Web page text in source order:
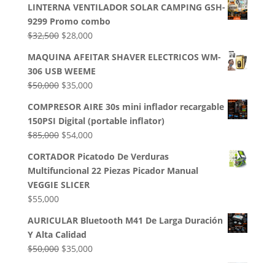
LINTERNA VENTILADOR SOLAR CAMPING GSH-
9299 Promo combo
$32,500 El
original
era:
$32,500.
$28,000El
actual
es:
$28,000.
MAQUINA AFEITAR SHAVER ELECTRICOS WM-
306 USB WEEME
$50,000 El
original
era:
$50,000.
$35,000El
actual
es:
$35,000.
COMPRESOR AIRE 30s mini inflador recargable
150PSI Digital (portable inflator)
$85,000 El
original
era:
$85,000.
$54,000El
actual
es:
CORTADOR Picatodo De Verduras
Multifuncional 22 Piezas Picador Manual
VEGGIE SLICER
$55,000
AURICULAR Bluetooth M41 De Larga Duración
Y Alta Calidad
$50,000 El
$35,000El